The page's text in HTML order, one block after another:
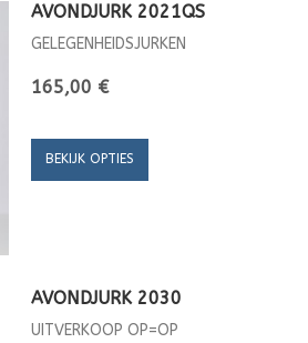
AVONDJURK 2021QS
GELEGENHEIDSJURKEN
165,00 €
BEKIJK OPTIES
AVONDJURK 2030
UITVERKOOP OP=OP